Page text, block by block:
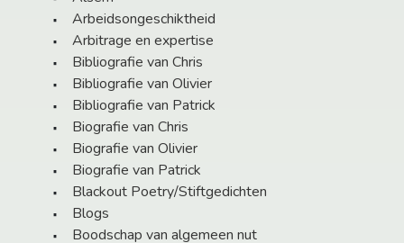
Arbeidsongeschiktheid
Arbitrage en expertise
Bibliografie van Chris
Bibliografie van Olivier
Bibliografie van Patrick
Biografie van Chris
Biografie van Olivier
Biografie van Patrick
Blackout Poetry/Stiftgedichten
Blogs
Boodschap van algemeen nut